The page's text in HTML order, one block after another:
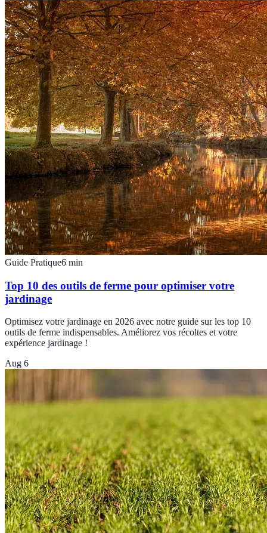
Guide Pratique6 min
Top 10 des outils de ferme pour optimiser votre
jardinage
Optimisez votre jardinage en 2026 avec notre guide sur les top 10
outils de ferme indispensables. Améliorez vos récoltes et votre
expérience jardinage !
Aug 6